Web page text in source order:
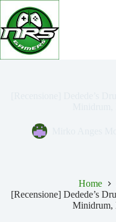
Salta
contenuto
Home
[Recensione] Dedede’s
Minidrum,